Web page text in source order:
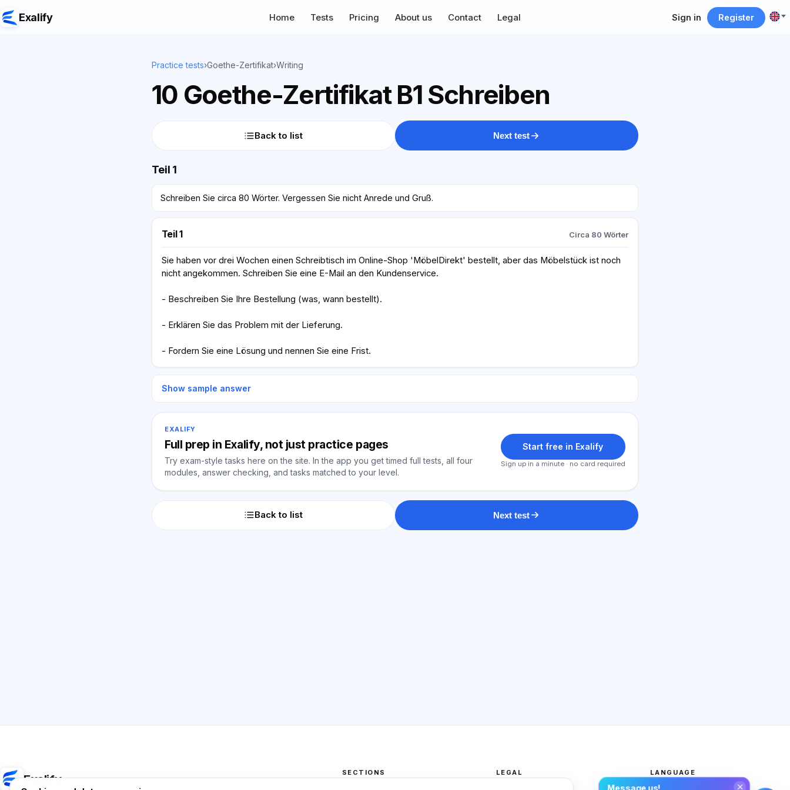
Exalify Home Tests Pricing About us Contact Legal Sign in Register
Practice tests›Goethe-Zertifikat›Writing
10 Goethe-Zertifikat B1 Schreiben
Back to list Next test
Teil 1
Schreiben Sie circa 80 Wörter. Vergessen Sie nicht Anrede und Gruß.
Teil 1 Circa 80 Wörter
Sie haben vor drei Wochen einen Schreibtisch im Online-Shop 'MöbelDirekt' bestellt, aber das Möbelstück ist noch
nicht angekommen. Schreiben Sie eine E-Mail an den Kundenservice.
- Beschreiben Sie Ihre Bestellung (was, wann bestellt).
- Erklären Sie das Problem mit der Lieferung.
- Fordern Sie eine Lösung und nennen Sie eine Frist.
Show sample answer
EXALIFY
Full prep in Exalify, not just practice pages
Try exam-style tasks here on the site. In the app you get timed full tests, all four
modules, answer checking, and tasks matched to your level.
Start free in Exalify
Sign up in a minute · no card required
Back to list Next test
Exalify SECTIONS LEGAL LANGUAGE